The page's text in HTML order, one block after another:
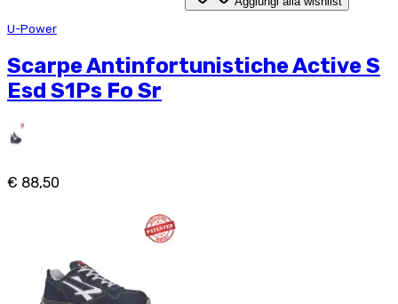
U-Power
Scarpe Antinfortunistiche Active S
Esd S1Ps Fo Sr
€ 88,50